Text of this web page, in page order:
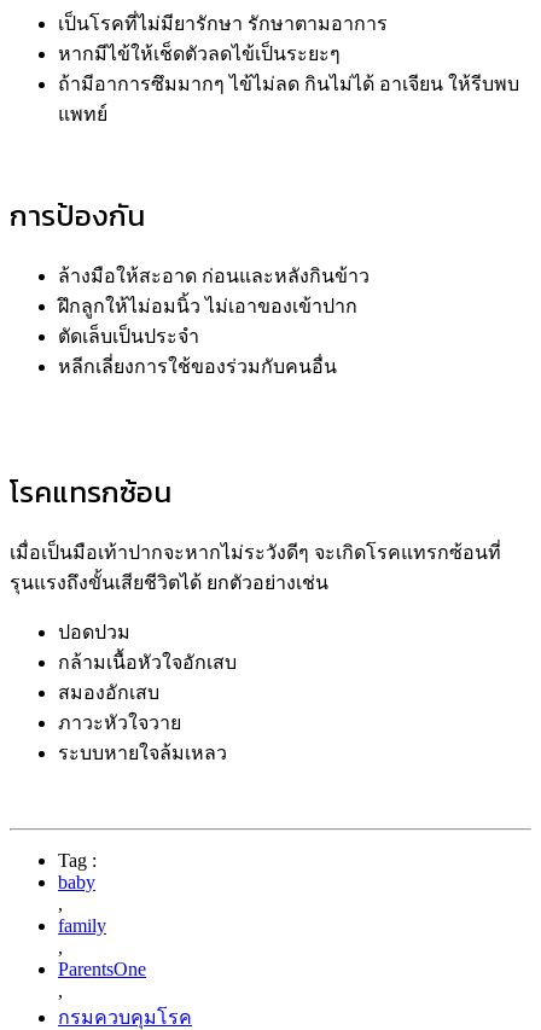
เป็นโรคที่ไม่มียารักษา รักษาตามอาการ
หากมีไข้ให้เช็ดตัวลดไข้เป็นระยะๆ
ถ้ามีอาการซึมมากๆ ไข้ไม่ลด กินไม่ได้ อาเจียน ให้รีบพบ
แพทย์
การป้องกัน
ล้างมือให้สะอาด ก่อนและหลังกินข้าว
ฝึกลูกให้ไม่อมนิ้ว ไม่เอาของเข้าปาก
ตัดเล็บเป็นประจำ
หลีกเลี่ยงการใช้ของร่วมกับคนอื่น
โรคแทรกซ้อน
เมื่อเป็นมือเท้าปากจะหากไม่ระวังดีๆ จะเกิดโรคแทรกซ้อนที่
รุนแรงถึงขั้นเสียชีวิตได้ ยกตัวอย่างเช่น
ปอดปวม
กล้ามเนื้อหัวใจอักเสบ
สมองอักเสบ
ภาวะหัวใจวาย
ระบบหายใจล้มเหลว
Tag :
baby
,
family
,
ParentsOne
,
กรมควบคุมโรค